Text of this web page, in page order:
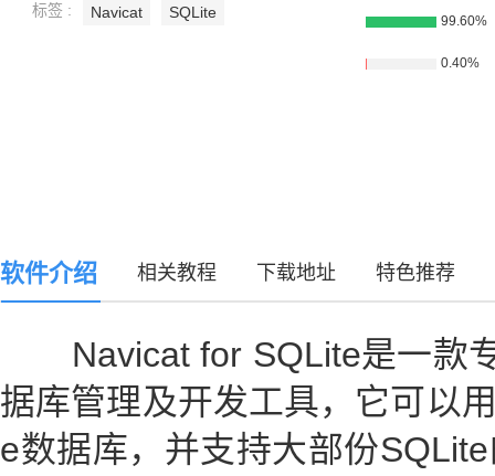
标签 : Navicat SQLite 99.60%
0.40%
软件介绍 相关教程 下载地址 特色推荐
Navicat for SQLite是一款
据库管理及开发工具，它可以
e数据库，并支持大部份